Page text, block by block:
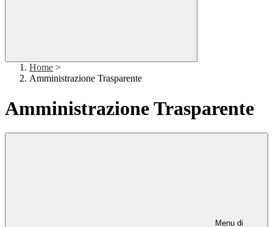
Home >
Amministrazione Trasparente
Amministrazione Trasparente
Menu di